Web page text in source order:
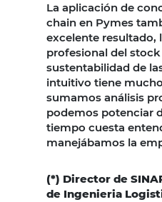
La aplicación de
chain en Pymes
excelente resultado,
profesional del
sustentabilidad de
intuitivo tiene
sumamos análisis
podemos potenciar
tiempo cuesta
manejábamos la
(*) Director de
de Ingenieria